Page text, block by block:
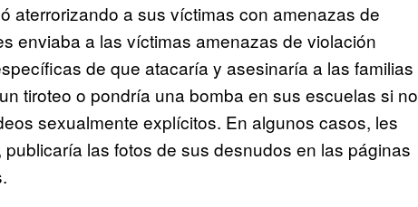
aterrorizando a sus víctimas con amenazas de
enviaba a las víctimas amenazas de violación
de que atacaría y asesinaría a las familias
tiroteo o pondría una bomba en sus escuelas si no
sexualmente explícitos. En algunos casos, les
las fotos de sus desnudos en las páginas